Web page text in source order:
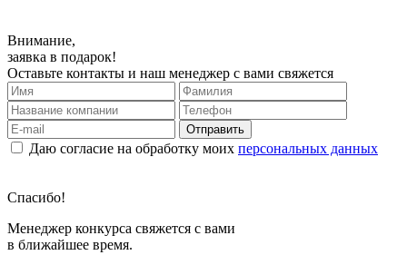
Внимание,
заявка в подарок!
Оставьте контакты и наш менеджер с вами свяжется
Отправить
Даю согласие на обработку моих персональных данных
Спасибо!
Менеджер конкурса свяжется с вами
в ближайшее время.